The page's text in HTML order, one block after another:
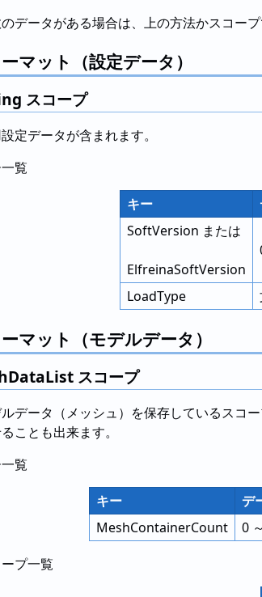
データがある場合は、上の方法かスコー
マット（設定データ）
スコープ
定データが含まれます。
覧
キー
SoftVersion または
ElfreinaSoftVersion
LoadType
マット（モデルデータ）
スコープ
データ（メッシュ）を保存しているスコ
ことも出来ます。
覧
キー デ
MeshContainerCount
0 ～
プ一覧